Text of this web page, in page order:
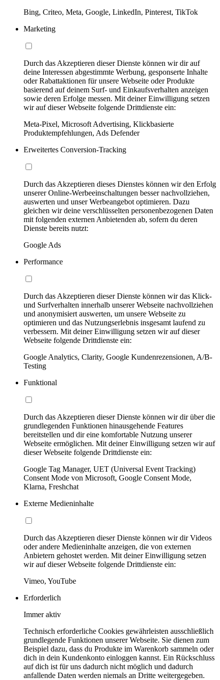
Bing, Criteo, Meta, Google, LinkedIn, Pinterest, TikTok
Marketing
Durch das Akzeptieren dieser Dienste können wir dir auf
deine Interessen abgestimmte Werbung, gesponserte Inhalte
oder Rabattaktionen für unsere Webseite oder Produkte
basierend auf deinem Surf- und Einkaufsverhalten anzeigen
sowie deren Erfolge messen. Mit deiner Einwilligung setzen
wir auf dieser Webseite folgende Drittdienste ein:
Meta-Pixel, Microsoft Advertising, Klickbasierte
Produktempfehlungen, Ads Defender
Erweitertes Conversion-Tracking
Durch das Akzeptieren dieses Dienstes können wir den Erfolg
unserer Online-Werbeeinschaltungen besser nachvollziehen,
auswerten und unser Werbeangebot optimieren. Dazu
gleichen wir deine verschlüsselten personenbezogenen Daten
mit folgenden externen Anbietenden ab, sofern du deren
Dienste bereits nutzt:
Google Ads
Performance
Durch das Akzeptieren dieser Dienste können wir das Klick-
und Surfverhalten innerhalb unserer Webseite nachvollziehen
und anonymisiert auswerten, um unsere Webseite zu
optimieren und das Nutzungserlebnis insgesamt laufend zu
verbessern. Mit deiner Einwilligung setzen wir auf dieser
Webseite folgende Drittdienste ein:
Google Analytics, Clarity, Google Kundenrezensionen, A/B-
Testing
Funktional
Durch das Akzeptieren dieser Dienste können wir dir über die
grundlegenden Funktionen hinausgehende Features
bereitstellen und dir eine komfortable Nutzung unserer
Webseite ermöglichen. Mit deiner Einwilligung setzen wir auf
dieser Webseite folgende Drittdienste ein:
Google Tag Manager, UET (Universal Event Tracking)
Consent Mode von Microsoft, Google Consent Mode,
Klarna, Freshchat
Externe Medieninhalte
Durch das Akzeptieren dieser Dienste können wir dir Videos
oder andere Medieninhalte anzeigen, die von externen
Anbietern gehostet werden. Mit deiner Einwilligung setzen
wir auf dieser Webseite folgende Drittdienste ein:
Vimeo, YouTube
Erforderlich
Immer aktiv
Technisch erforderliche Cookies gewährleisten ausschließlich
grundlegende Funktionen unserer Webseite. Sie dienen zum
Beispiel dazu, dass du Produkte im Warenkorb sammeln oder
dich in dein Kundenkonto einloggen kannst. Ein Rückschluss
auf dich ist für uns dadurch nicht möglich und dadurch
anfallende Daten werden niemals an Dritte weitergegeben.